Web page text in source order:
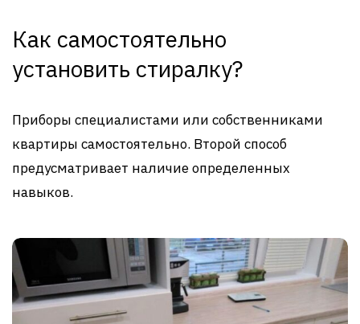
Как самостоятельно
установить стиралку?
Приборы специалистами или собственниками
квартиры самостоятельно. Второй способ
предусматривает наличие определенных
навыков.